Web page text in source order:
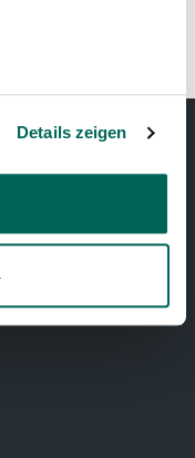
Details zeigen